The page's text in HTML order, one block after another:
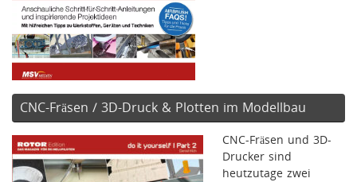
CNC-Fräsen / 3D-Druck & Plotten im Modellbau
CNC-Fräsen und 3D-
Drucker sind
heutzutage zwei